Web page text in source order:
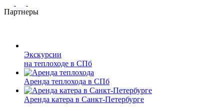
Партнеры
Экскурсии
на теплоходе в СПб
Аренда теплохода в СПб
Аренда катера в Санкт-Петербурге